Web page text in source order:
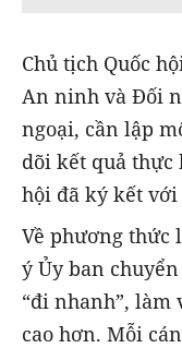
Chủ tịch Quốc
An ninh và Đối
ngoại, cần lập
dõi kết quả thực
hội đã ký kết với
Về phương thức
ý Ủy ban
“đi nhanh”, làm
cao hơn. Mỗi